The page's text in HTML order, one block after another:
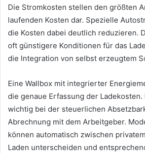
Die Stromkosten stellen den größten
laufenden Kosten dar. Spezielle
die Kosten dabei deutlich reduzieren.
oft günstigere Konditionen für das
die Integration von selbst erzeugtem
Eine Wallbox mit integrierter
die genaue Erfassung der
wichtig bei der steuerlichen
Abrechnung mit dem Arbeitgeber.
können automatisch zwischen
Laden unterscheiden und